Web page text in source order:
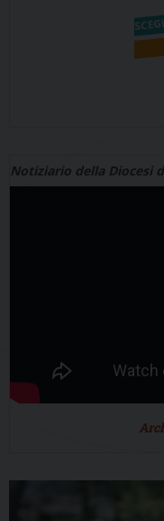
Notiziario della Diocesi